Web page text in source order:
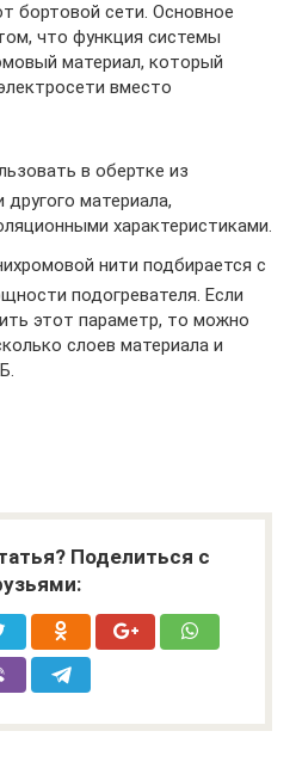
бортовой сети. Основное
что функция системы
материал, который
вместо
в обертке из
материала,
характеристиками.
нити подбирается с
подогревателя. Если
этот параметр, то можно
слоев материала и
Поделиться с